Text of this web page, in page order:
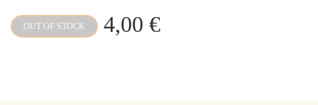
OUT OF STOCK 4,00 €